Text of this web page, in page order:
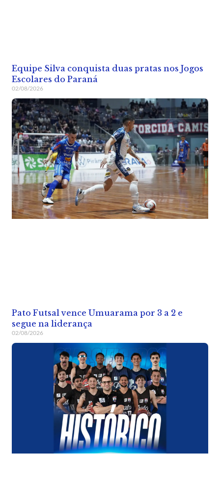
Equipe Silva conquista duas pratas nos Jogos
Escolares do Paraná
02/08/2026
Pato Futsal vence Umuarama por 3 a 2 e
segue na liderança
02/08/2026